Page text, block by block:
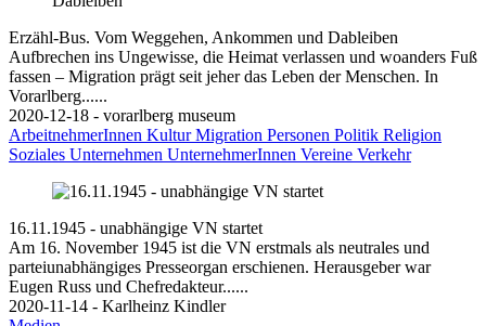
Erzähl-Bus. Vom Weggehen, Ankommen und Dableiben
Aufbrechen ins Ungewisse, die Heimat verlassen und woanders Fuß
fassen – Migration prägt seit jeher das Leben der Menschen. In
Vorarlberg......
2020-12-18 - vorarlberg museum
ArbeitnehmerInnen KulturMigration Personen Politik Religion
Soziales Unternehmen UnternehmerInnen Vereine Verkehr
16.11.1945 - unabhängige VN startet
Am 16. November 1945 ist die VN erstmals als neutrales und
parteiunabhängiges Presseorgan erschienen. Herausgeber war
Eugen Russ und Chefredakteur......
2020-11-14 - Karlheinz Kindler